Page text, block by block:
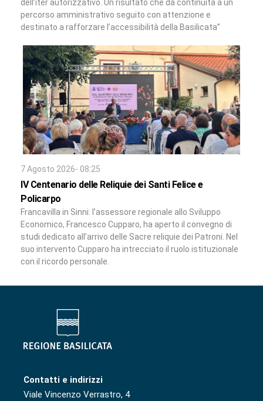
dell’iter autorizzativo. Un risultato che dà continuità a un
percorso amministrativo seguito con attenzione e
destinato a rafforzare l’accessibilità della Basilicata”
7 Agosto 2026- 08:25
IV Centenario delle Reliquie dei Santi Felice e
Policarpo
Francavilla in Sinni: l’assessore regionale allo Sviluppo
Economico, Francesco Cupparo, ha aperto il convegno di
studi dedicato all’arrivo delle Sacre reliquie dei Patroni. Nel
suo intervento Cupparo ha intrecciato il ruolo istituzionale
con il ricordo personale.
Contatti e indirizzi
Viale Vincenzo Verrastro, 4